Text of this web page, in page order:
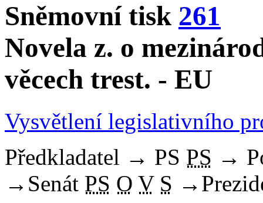
Sněmovní tisk 261
Novela z. o
věcech trest. - EU
Vysvětlení legislativního
Předkladatel → PS PS →
→ Senát PS O V S →